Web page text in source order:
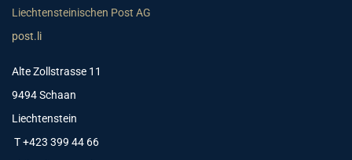
Liechtensteinischen Post AG
post.li
Alte Zollstrasse 11
9494 Schaan
Liechtenstein
T +423 399 44 66